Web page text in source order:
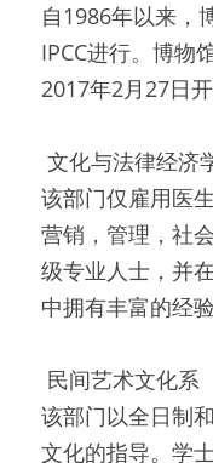
自1986年以来，
IPCC进行。博物
2017年2月27日开
文化与法律经济
该部门仅雇用医
营销，管理，社
级专业人士，并
中拥有丰富的经验
民间艺术文化系
该部门以全日制
文化的指导。学